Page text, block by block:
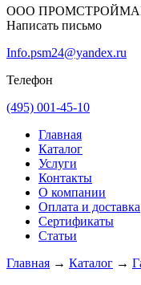
ООО
Написать письмо
Info.psm24@yandex.ru
Телефон
(495) 001-45-10
Главная
Каталог
Услуги
Контакты
О компании
Оплата и доставка
Сертификаты
Статьи
Главная → Каталог →